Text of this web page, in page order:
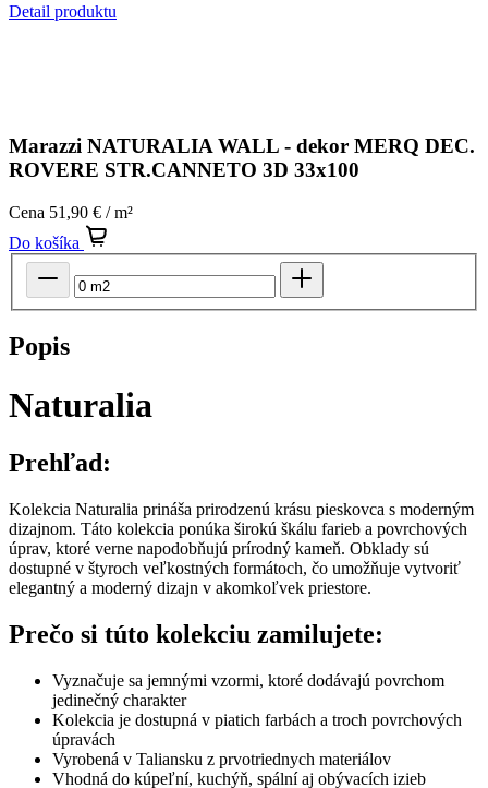
ROVERE STR.CANNETO 3D 33x100
Cena51,90 € / m²
Do košíka
Popis
Naturalia
Prehľad:
Kolekcia Naturalia prináša prirodzenú krásu pieskovca s moderným
úprav, ktoré verne napodobňujú prírodný kameň. Obklady sú
dostupné v štyroch veľkostných formátoch, čo umožňuje vytvoriť
elegantný a moderný dizajn v akomkoľvek priestore.
Prečo si túto kolekciu zamilujete:
Vyznačuje sa jemnými vzormi, ktoré dodávajú povrchom
Kolekcia je dostupná v piatich farbách a troch povrchových
úpravách
Vyrobená v Taliansku z prvotriednych materiálov
Vhodná do kúpeľní, kuchýň, spální aj obývacích izieb